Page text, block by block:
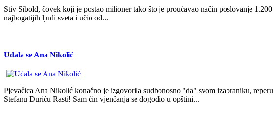
Stiv Sibold, čovek koji je postao milioner tako što je proučavao način poslovanje 1.200
najbogatijih ljudi sveta i učio od...
Udala se Ana Nikolić
Pjevačica Ana Nikolić konačno je izgovorila sudbonosno "da" svom izabraniku, reperu
Stefanu Đuriću Rasti! Sam čin vjenčanja se dogodio u opštini...